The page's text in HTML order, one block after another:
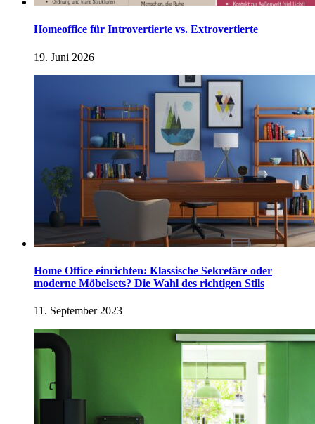
Homeoffice für Introvertierte vs. Extrovertierte
19. Juni 2026
Home Office einrichten: Klassische Sekretäre oder
moderne Möbelsets? Die Wahl des richtigen Stils
11. September 2023